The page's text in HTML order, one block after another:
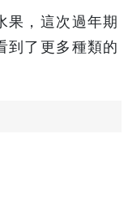
果，這次過年期
到了更多種類的